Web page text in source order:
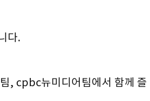
다.
, cpbc뉴미디어팀에서 함께 즐